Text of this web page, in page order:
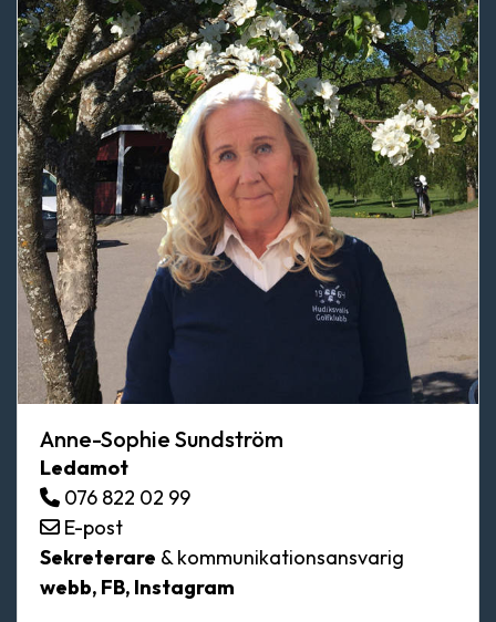
Anne-Sophie Sundström
Ledamot
076 822 02 99
E-post
Sekreterare & kommunikationsansvarig
webb, FB, Instagram